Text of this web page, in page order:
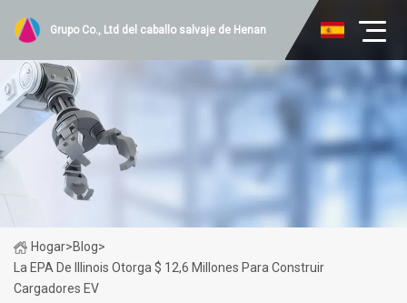
Grupo Co., Ltd del caballo salvaje de Henan
Hogar>Blog>
La EPA De Illinois Otorga $ 12,6 Millones Para Construir
Cargadores EV